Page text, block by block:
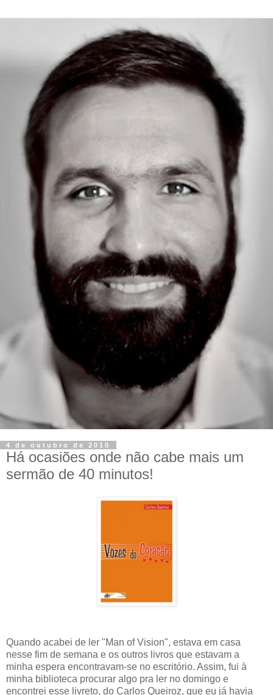
4 de outubro de 2010
Há ocasiões onde não cabe mais um
sermão de 40 minutos!
Quando acabei de ler "Man of Vision", estava em casa
nesse fim de semana e os outros livros que estavam a
minha espera encontravam-se no escritório. Assim, fui à
minha biblioteca procurar algo pra ler no domingo e
encontrei esse livreto, do Carlos Queiroz, que eu já havia